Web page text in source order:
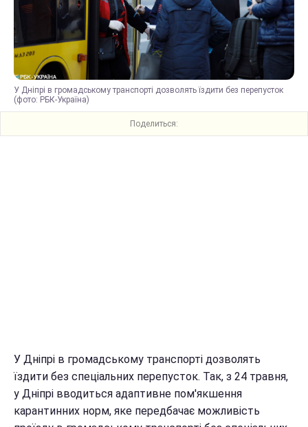
У Дніпрі в громадському транспорті дозволять їздити без перепусток
(фото: РБК-Україна)
Поделиться:
У Дніпрі в громадському транспорті дозволять
їздити без спеціальних перепусток. Так, з 24 травня,
у Дніпрі вводиться адаптивне пом'якшення
карантинних норм, яке передбачає можливість